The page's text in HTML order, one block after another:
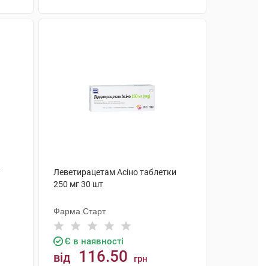
Леветирацетам Асіно таблетки
250 мг 30 шт
Фарма Старт
Є в наявності
від 116.50 грн